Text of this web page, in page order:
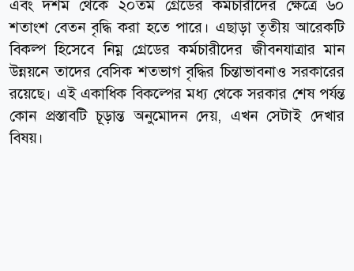
এবং দশম থেকে ২০তম গ্রেডের কর্মচারীদের ক্ষেত্রে ৬০
শতাংশ বেতন বৃদ্ধি করা হতে পারে। এছাড়া তৃতীয় আরেকটি
বিকল্প হিসেবে নিম্ন গ্রেডের কর্মচারীদের জীবনযাত্রার মান
উন্নয়নে তাদের বেসিক শতভাগ বৃদ্ধির চিন্তাভাবনাও সরকারের
রয়েছে। এই একাধিক বিকল্পের মধ্য থেকে সরকার শেষ পর্যন্ত
কোন প্রস্তাবটি চূড়ান্ত অনুমোদন দেয়, এখন সেটাই দেখার
বিষয়।